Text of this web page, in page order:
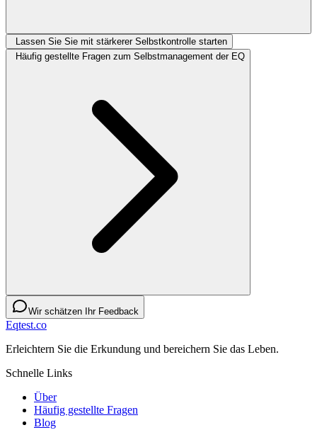
Lassen Sie Sie mit stärkerer Selbstkontrolle starten
Häufig gestellte Fragen zum Selbstmanagement der EQ
Wir schätzen Ihr Feedback
Eqtest.co
Erleichtern Sie die Erkundung und bereichern Sie das Leben.
Schnelle Links
Über
Häufig gestellte Fragen
Blog